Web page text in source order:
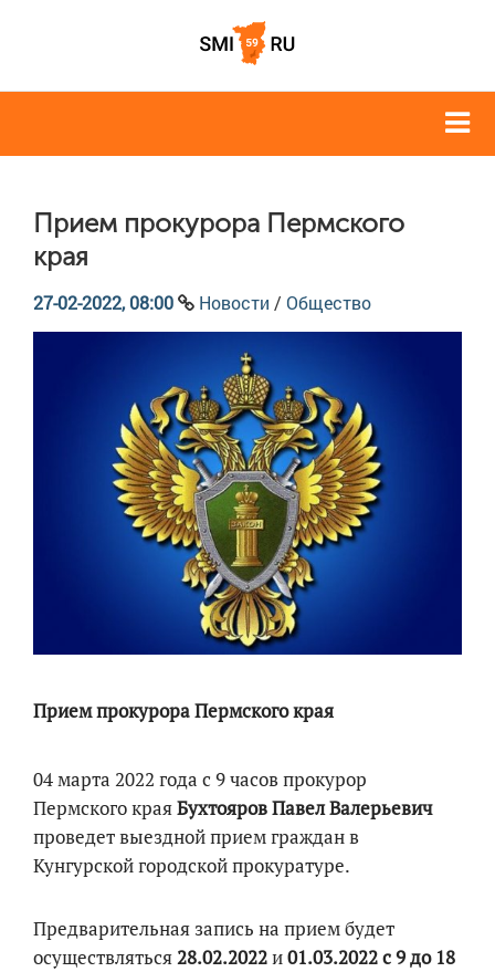
Прием прокурора Пермского
края
27-02-2022, 08:00 Новости / Общество
Прием прокурора Пермского края
04 марта 2022 года с 9 часов прокурор
Пермского краяБухтояров Павел Валерьевич
проведет выездной прием граждан в
Кунгурской городской прокуратуре.
Предварительная запись на прием будет
осуществляться28.02.2022и01.03.2022с 9 до 18